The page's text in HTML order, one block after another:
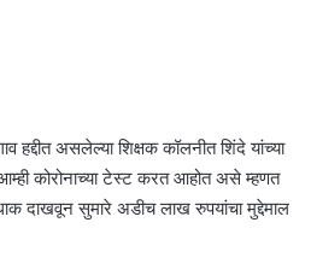
हद्दीत असलेल्या शिक्षक कॉलनीत शिंदे यांच्या
कोरोनाच्या टेस्ट करत आहोत असे म्हणत
धाक दाखवून सुमारे अडीच लाख रुपयांचा मुद्देमाल